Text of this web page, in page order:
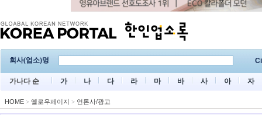
회사(업소)명
가나다 순 가 나 다 라 마 바 사 아 자
HOME > 옐로우페이지 > 언론사/광고